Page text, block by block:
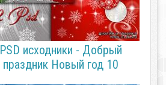
PSD исходники - Добрый
праздник Новый год 10